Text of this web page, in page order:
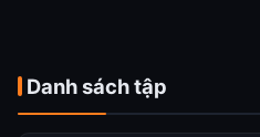
Danh sách tập